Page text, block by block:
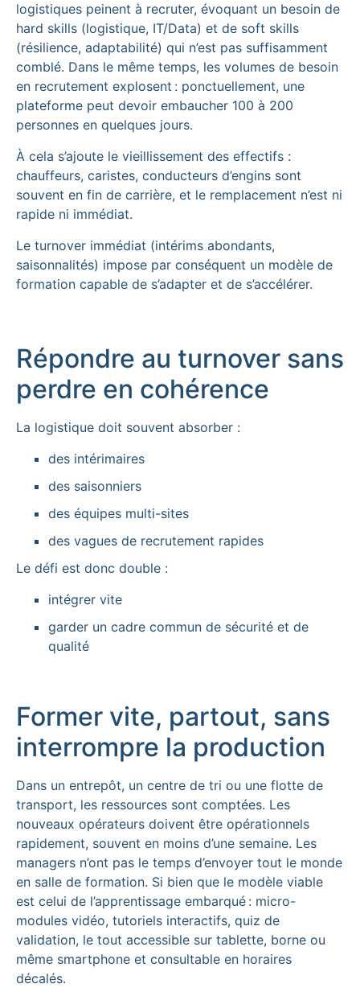
logistiques peinent à recruter, évoquant un besoin de
hard skills (logistique, IT/Data) et de soft skills
(résilience, adaptabilité) qui n’est pas suffisamment
comblé. Dans le même temps, les volumes de besoin
en recrutement explosent : ponctuellement, une
plateforme peut devoir embaucher 100 à 200
personnes en quelques jours.
À cela s’ajoute le vieillissement des effectifs :
chauffeurs, caristes, conducteurs d’engins sont
souvent en fin de carrière, et le remplacement n’est ni
rapide ni immédiat.
Le turnover immédiat (intérims abondants,
saisonnalités) impose par conséquent un modèle de
formation capable de s’adapter et de s’accélérer.
Répondre au turnover sans
perdre en cohérence
La logistique doit souvent absorber :
des intérimaires
des saisonniers
des équipes multi-sites
des vagues de recrutement rapides
Le défi est donc double :
intégrer vite
garder un cadre commun de sécurité et de
qualité
Former vite, partout, sans
interrompre la production
Dans un entrepôt, un centre de tri ou une flotte de
transport, les ressources sont comptées. Les
nouveaux opérateurs doivent être opérationnels
rapidement, souvent en moins d’une semaine. Les
managers n’ont pas le temps d’envoyer tout le monde
en salle de formation. Si bien que le modèle viable
est celui de l’apprentissage embarqué : micro-
modules vidéo, tutoriels interactifs, quiz de
validation, le tout accessible sur tablette, borne ou
même smartphone et consultable en horaires
décalés.